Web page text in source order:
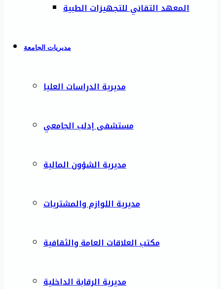
المعهد التقاني للتجهيزات الطبية
مديريات الجامعة
مديرية الدراسات العليا
مستشفى إدلب الجامعي
مديرية الشؤون المالية
مديرية اللوازم والمشتريات
مكتب العلاقات العامة والثقافية
مديرية الرقابة الداخلية